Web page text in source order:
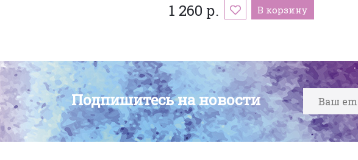
1 260 р. В корзину
Подпишитесь на новости